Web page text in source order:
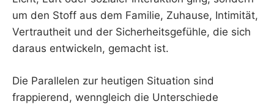
um den Stoff aus dem Familie, Zuhause, Intimität,
Vertrautheit und der Sicherheitsgefühle, die sich
daraus entwickeln, gemacht ist.
Die Parallelen zur heutigen Situation sind
frappierend, wenngleich die Unterschiede